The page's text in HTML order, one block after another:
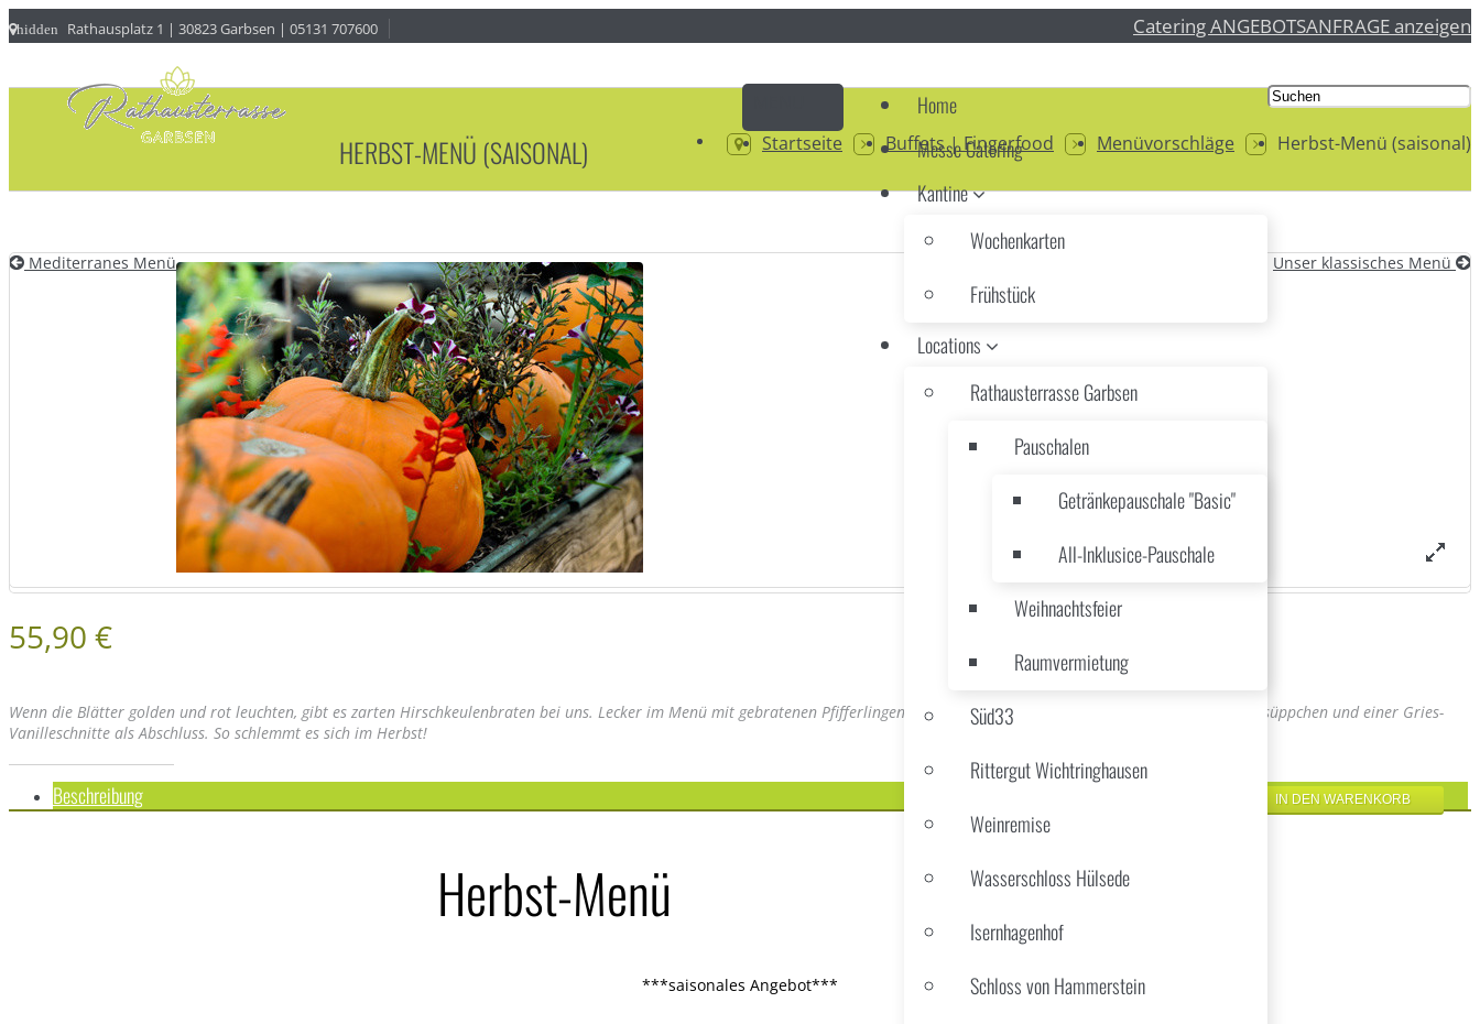
hidden Rathausplatz 1 | 30823 Garbsen | 05131 707600 Catering ANGEBOTSANFRAGE anzeigen
Home
Messe Catering
Kantine
Wochenkarten
Frühstück
Locations
Rathausterrasse Garbsen
Pauschalen
Getränkepauschale "Basic"
All-Inklusice-Pauschale
Weihnachtsfeier
Raumvermietung
Süd33
Rittergut Wichtringhausen
Weinremise
Wasserschloss Hülsede
Isernhagenhof
Schloss von Hammerstein
Startseite Buffets | Fingerfood Menüvorschläge Herbst-Menü (saisonal)
HERBST-MENÜ (SAISONAL)
Mediterranes Menü Unser klassisches Menü
55,90 €
Wenn die Blätter golden und rot leuchten, gibt es zarten Hirschkeulenbraten bei uns. Lecker im Menü mit gebratenen Pfifferlingen, Kräutersaitlingen, einem leichten Petersilienwurzelsüppchen und einer Gries-
Vanilleschnitte als Abschluss. So schlemmt es sich im Herbst!
Beschreibung
Herbst-Menü
***saisonales Angebot***